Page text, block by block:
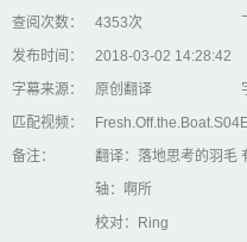
查阅次数：
4353次
发布时间：
2018-03-02 14:28:42
字幕来源：
原创翻译
匹配视频：
备注：
翻译：落地思考的羽毛
轴：啊所
校对：Ring